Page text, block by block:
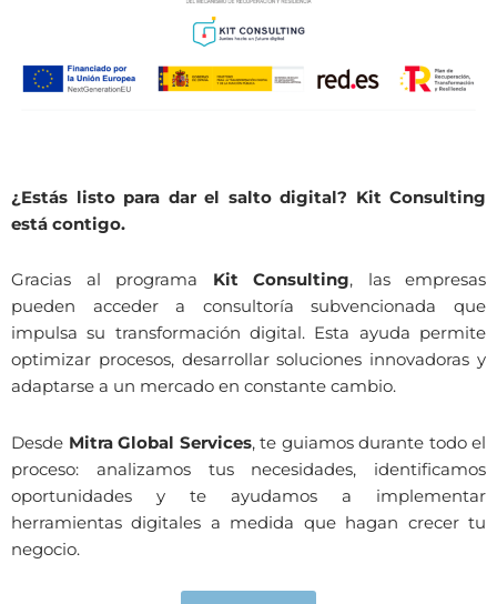
¿Estás listo para dar el salto digital? Kit Consulting
está contigo.
Gracias al programa Kit Consulting, las empresas
pueden acceder a consultoría subvencionada que
impulsa su transformación digital. Esta ayuda permite
optimizar procesos, desarrollar soluciones innovadoras y
adaptarse a un mercado en constante cambio.
Desde Mitra Global Services, te guiamos durante todo el
proceso: analizamos tus necesidades, identificamos
oportunidades y te ayudamos a implementar
herramientas digitales a medida que hagan crecer tu
negocio.